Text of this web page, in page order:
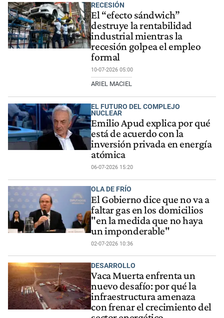
RECESIÓN
El “efecto sándwich”
destruye la rentabilidad
industrial mientras la
recesión golpea el empleo
formal
10-07-2026 05:00
ARIEL MACIEL
EL FUTURO DEL COMPLEJO
NUCLEAR
Emilio Apud explica por qué
está de acuerdo con la
inversión privada en energía
atómica
06-07-2026 15:20
OLA DE FRÍO
El Gobierno dice que no va a
faltar gas en los domicilios
"en la medida que no haya
un imponderable"
02-07-2026 10:36
DESARROLLO
Vaca Muerta enfrenta un
nuevo desafío: por qué la
infraestructura amenaza
con frenar el crecimiento del